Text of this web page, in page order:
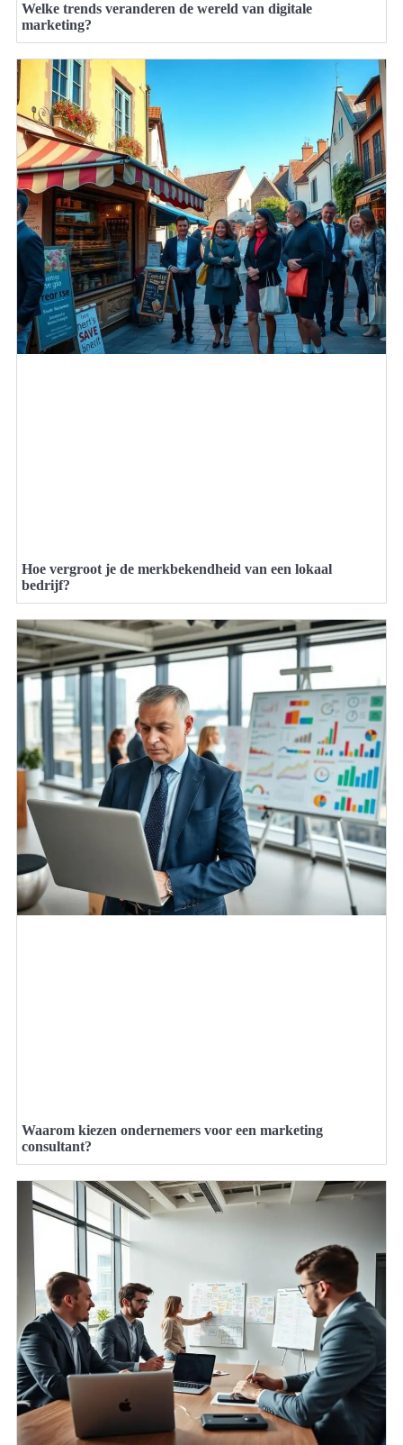
Welke trends veranderen de wereld van digitale
marketing?
Hoe vergroot je de merkbekendheid van een lokaal
bedrijf?
Waarom kiezen ondernemers voor een marketing
consultant?